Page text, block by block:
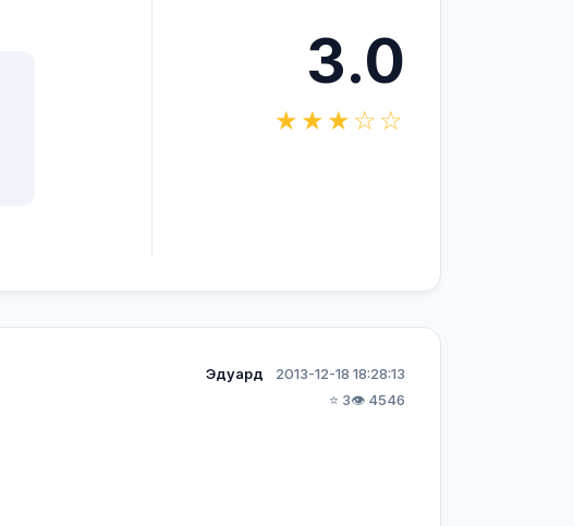
3.0
★★★☆☆
Эдуард
2013-12-18 18:28:13
⭐ 3👁️ 4546